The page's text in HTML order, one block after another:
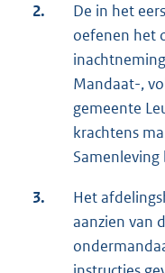
2.
De in het
oefenen het
Mandaat-,
gemeente
krachtens
Samenleving
3.
Het
aanzien van